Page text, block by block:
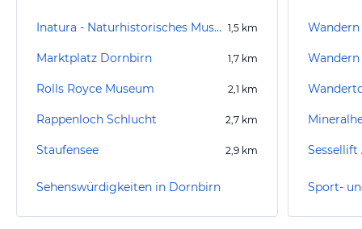
Inatura - Naturhistorisches Museum 1,5 km
Marktplatz Dornbirn 1,7 km
Rolls Royce Museum 2,1 km
Rappenloch Schlucht 2,7 km
Staufensee 2,9 km
Sehenswürdigkeiten in Dornbirn
Sessellift